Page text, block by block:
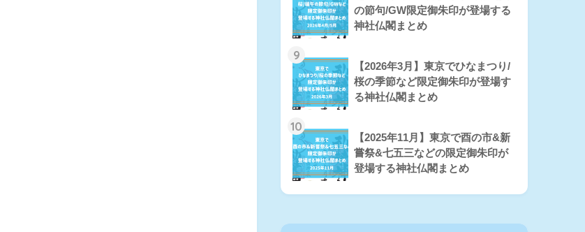
の節句/GW限定御朱印が登場する
神社仏閣まとめ
9
【2026年3月】東京でひなまつり/
桜の季節など限定御朱印が登場す
る神社仏閣まとめ
10
【2025年11月】東京で酉の市&新
嘗祭&七五三などの限定御朱印が
登場する神社仏閣まとめ